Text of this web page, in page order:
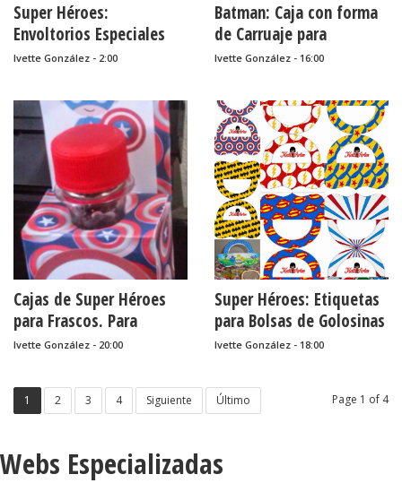
Super Héroes:
Envoltorios Especiales
para Golosinas, para
Ivette González - 2:00
Batman: Caja con forma
de Carruaje para
Imprimir Gratis.
Ivette González - 16:00
Cajas de Super Héroes
para Frascos. Para
Imprimir Gratis.
Ivette González - 20:00
Super Héroes: Etiquetas
para Bolsas de Golosinas
para Imprimir Gratis.
Ivette González - 18:00
Page 1 of 4
1 2 3 4 Siguiente Último
Webs Especializadas